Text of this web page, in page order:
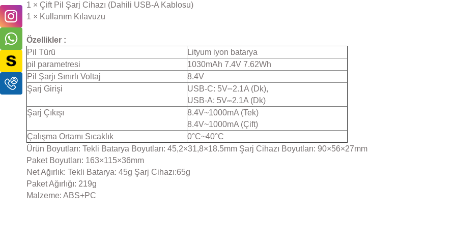
1 × Çift Pil Şarj Cihazı (Dahili USB-A Kablosu)
1 × Kullanım Kılavuzu
Özellikler :
Pil Türü
Lityum iyon batarya
pil parametresi
1030mAh 7.4V 7.62Wh
Pil Şarjı Sınırlı Voltaj
8.4V
Şarj Girişi
USB-C: 5V⎓2.1A (Dk),
USB-A: 5V⎓2.1A (Dk)
Şarj Çıkışı
8.4V~1000mA (Tek)
8.4V~1000mA (Çift)
Çalışma Ortamı Sıcaklık
0°C~40°C
Ürün Boyutları: Tekli Batarya Boyutları: 45,2×31,8×18.5mm Şarj Cihazı Boyutları: 90×56×27mm
Paket Boyutları: 163×115×36mm
Net Ağırlık: Tekli Batarya: 45g Şarj Cihazı:65g
Paket Ağırlığı: 219g
Malzeme: ABS+PC